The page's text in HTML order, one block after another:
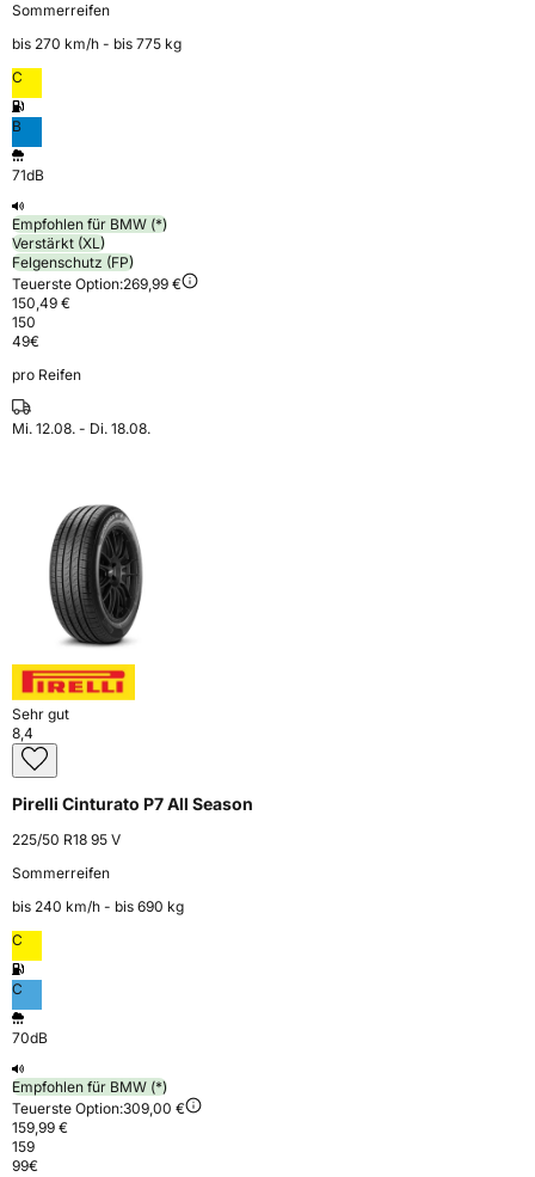
Sommerreifen
bis 270 km⁠/⁠h - bis 775 kg
C
B
71dB
Empfohlen für BMW (*)
Verstärkt (XL)
Felgenschutz (FP)
Teuerste Option:269,99 €
150,49 €
150
49€
pro Reifen
Mi. 12.08. - Di. 18.08.
Sehr gut
8,4
Pirelli Cinturato P7 All Season
225/50 R18 95 V
Sommerreifen
bis 240 km⁠/⁠h - bis 690 kg
C
C
70dB
Empfohlen für BMW (*)
Teuerste Option:309,00 €
159,99 €
159
99€